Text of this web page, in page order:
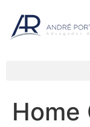
Home